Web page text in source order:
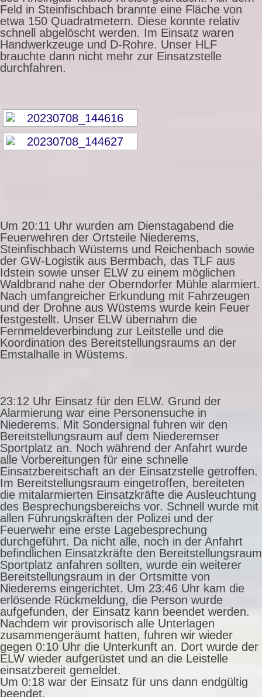
Feld in Steinfischbach brannte eine Fläche von
etwa 150 Quadratmetern. Diese konnte relativ
schnell abgelöscht werden. Im Einsatz waren
Handwerkzeuge und D-Rohre. Unser HLF
brauchte dann nicht mehr zur Einsatzstelle
durchfahren.
Um 20:11 Uhr wurden am Dienstagabend die
Feuerwehren der Ortsteile Niederems,
Steinfischbach Wüstems und Reichenbach sowie
der GW-Logistik aus Bermbach, das TLF aus
Idstein sowie unser ELW zu einem möglichen
Waldbrand nahe der Oberndorfer Mühle alarmiert.
Nach umfangreicher Erkundung mit Fahrzeugen
und der Drohne aus Wüstems wurde kein Feuer
festgestellt. Unser ELW übernahm die
Fernmeldeverbindung zur Leitstelle und die
Koordination des Bereitstellungsraums an der
Emstalhalle in Wüstems.
23:12 Uhr Einsatz für den ELW. Grund der
Alarmierung war eine Personensuche in
Niederems. Mit Sondersignal fuhren wir den
Bereitstellungsraum auf dem Niederemser
Sportplatz an. Noch während der Anfahrt wurde
alle Vorbereitungen für eine schnelle
Einsatzbereitschaft an der Einsatzstelle getroffen.
Im Bereitstellungsraum eingetroffen, bereiteten
die mitalarmierten Einsatzkräfte die Ausleuchtung
des Besprechungsbereichs vor. Schnell wurde mit
allen Führungskräften der Polizei und der
Feuerwehr eine erste Lagebesprechung
durchgeführt. Da nicht alle, noch in der Anfahrt
befindlichen Einsatzkräfte den Bereitstellungsraum
Sportplatz anfahren sollten, wurde ein weiterer
Bereitstellungsraum in der Ortsmitte von
Niederems eingerichtet. Um 23:46 Uhr kam die
erlösende Rückmeldung, die Person wurde
aufgefunden, der Einsatz kann beendet werden.
Nachdem wir provisorisch alle Unterlagen
zusammengeräumt hatten, fuhren wir wieder
gegen 0:10 Uhr die Unterkunft an. Dort wurde der
ELW wieder aufgerüstet und an die Leistelle
einsatzbereit gemeldet.
Um 0:18 war der Einsatz für uns dann endgültig
beendet.